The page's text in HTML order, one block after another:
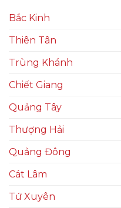
Bắc Kinh
Thiên Tân
Trùng Khánh
Chiết Giang
Quảng Tây
Thượng Hải
Quảng Đông
Cát Lâm
Tứ Xuyên